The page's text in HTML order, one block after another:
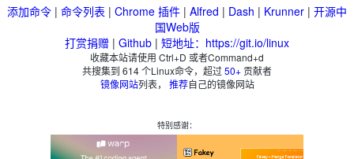
添加命令 | 命令列表 | Chrome 插件 | Alfred | Dash | Krunner | 开源中
国Web版
打赏捐赠 | Github | 短地址：https://git.io/linux
收藏本站请使用 Ctrl+D 或者Command+d
共搜集到 614个Linux命令，超过50+贡献者
镜像网站列表， 推荐自己的镜像网站
特别感谢：